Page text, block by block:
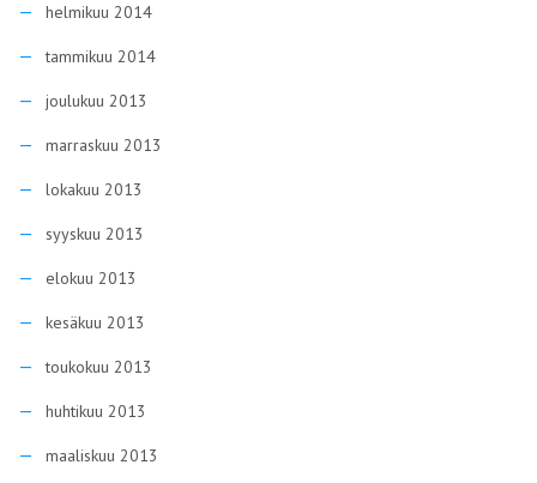
helmikuu 2014
tammikuu 2014
joulukuu 2013
marraskuu 2013
lokakuu 2013
syyskuu 2013
elokuu 2013
kesäkuu 2013
toukokuu 2013
huhtikuu 2013
maaliskuu 2013